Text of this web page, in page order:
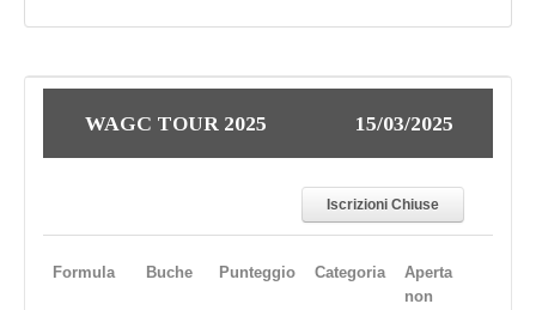
WAGC TOUR 2025 15/03/2025
Iscrizioni Chiuse
Formula Buche Punteggio Categoria
Aperta
non